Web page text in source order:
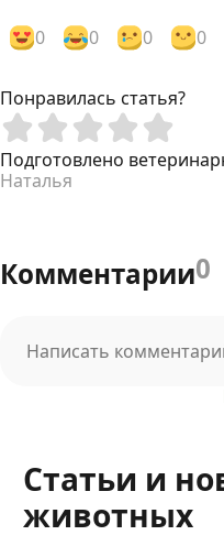
0 0 0 0
Понравилась статья?
Подготовлено
Наталья
Комментарии0
Статьи и
животных